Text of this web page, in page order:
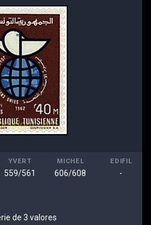
YVERT
559/561
MICHEL
606/608
EDIFIL
-
de 3 valores